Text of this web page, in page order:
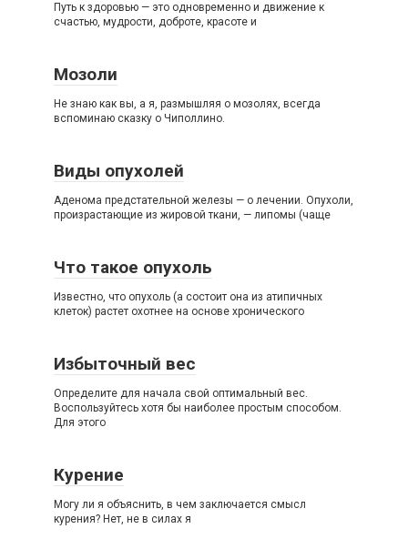
Путь к здоровью — это одновременно и движение к
счастью, мудрости, доброте, красоте и
Мозоли
Не знаю как вы, а я, размышляя о мозолях, всегда
вспоминаю сказку о Чиполлино.
Виды опухолей
Аденома предстательной железы — о лечении. Опухоли,
произрастающие из жировой ткани, — липомы (чаще
Что такое опухоль
Известно, что опухоль (а состоит она из атипичных
клеток) растет охотнее на основе хронического
Избыточный вес
Определите для начала свой оптимальный вес.
Воспользуйтесь хотя бы наиболее простым способом.
Для этого
Курение
Могу ли я объяснить, в чем заключается смысл
курения? Нет, не в силах я